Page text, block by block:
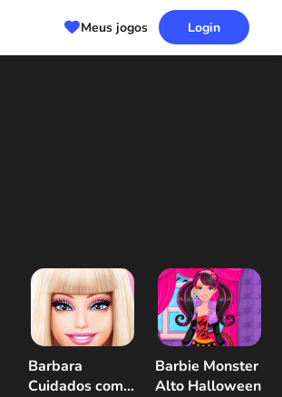
Meus jogos Login
Barbara
Cuidados com a
Barbie Monster
Alto Halloween